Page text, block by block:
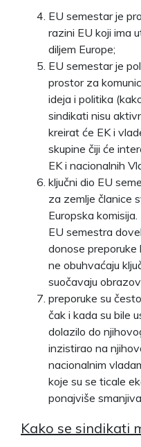
EU semestar je
razini EU koji ima
diljem Europe;
EU semestar je
prostor za
ideja i politika
sindikati nisu
kreirat će EK i
skupine čiji će
EK i nacionalnih
ključni dio EU
za zemlje članice
Europska
EU semestra
donose preporuke
ne obuhvaćaju
suočavaju
preporuke su
čak i kada su bile
dolazilo do
inzistirao na
nacionalnim
koje su se ticale
ponajviše
Kako se sindikati